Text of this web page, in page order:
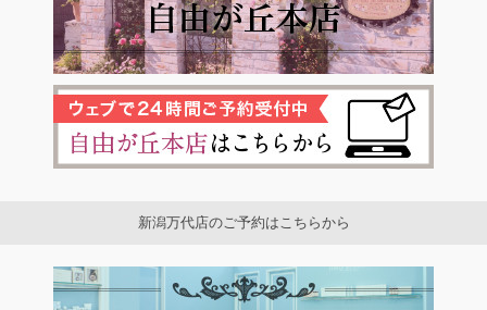
新潟万代店のご予約はこちらから